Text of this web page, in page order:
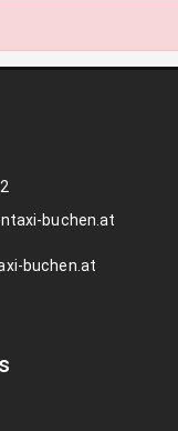
buchen.at
buchen.at